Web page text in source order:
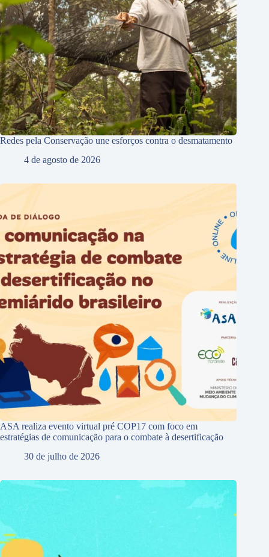
Redes pela Conservação une esforços contra o desmatamento
4 de agosto de 2026
ASA realiza evento virtual pré COP17 com foco em
estratégias de comunicação para o combate à desertificação
30 de julho de 2026